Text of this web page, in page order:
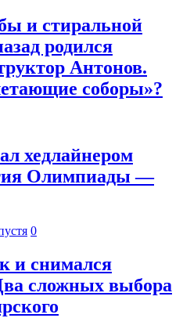
и стиральной
родился
Антонов.
соборы»?
хедлайнером
Олимпиады —
0
и снимался
сложных выбора